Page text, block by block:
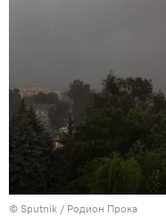
© Sputnik / Родион Прока